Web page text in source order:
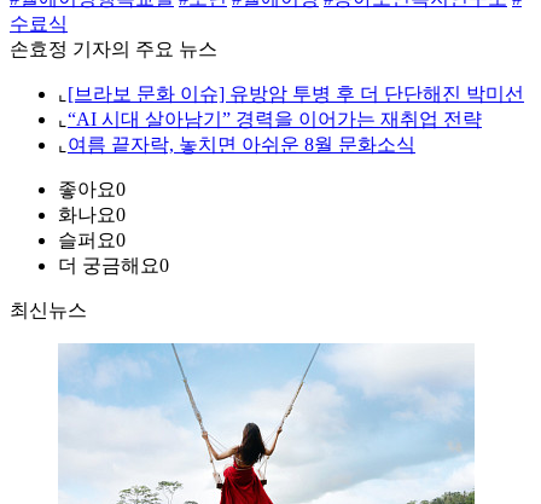
수료식
손효정 기자의 주요 뉴스
⌞ [브라보 문화 이슈] 유방암 투병 후 더 단단해진 박미선
⌞ “AI 시대 살아남기” 경력을 이어가는 재취업 전략
⌞ 여름 끝자락, 놓치면 아쉬운 8월 문화소식
좋아요0
화나요0
슬퍼요0
더 궁금해요0
최신뉴스